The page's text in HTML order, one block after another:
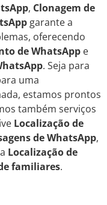
, Clonagem de
garante a
oferecendo
de WhatsApp e
. Seja para
uma
estamos prontos
também serviços
Localização de
de WhatsApp,
Localização de
familiares.